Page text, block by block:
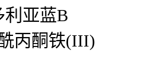
利亚蓝B
丙酮铁(III)